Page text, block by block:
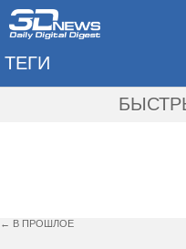
ТЕГИ
← В ПРОШЛОЕ